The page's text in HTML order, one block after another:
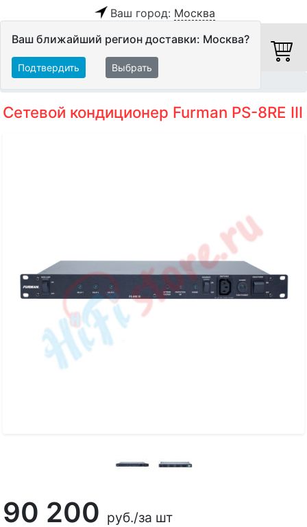
Ваш город: Москва
Ваш ближайший регион доставки: Москва?
Подтвердить Выбрать
Сетевой кондиционер Furman PS-8RE III
90 200 руб./за шт